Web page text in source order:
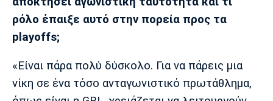
ρόλο έπαιξε αυτό στην πορεία προς τα
playoffs;
«Είναι πάρα πολύ δύσκολο. Για να πάρεις μια
νίκη σε ένα τόσο ανταγωνιστικό πρωτάθλημα,